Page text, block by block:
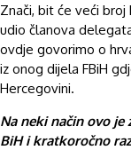
Znači, bit će veći
udio članova
ovdje govorimo o
iz onog dijela FBiH
Hercegovini.
Na neki način ovo
BiH i kratkoročno